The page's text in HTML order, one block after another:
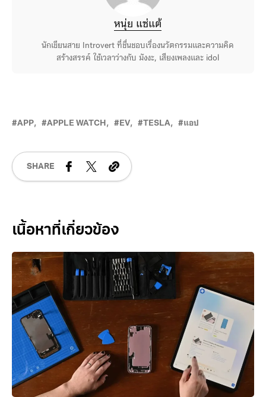
หนุ่ย แซ่แต้
นักเขียนสาย Introvert ที่ชื่นชอบเรื่องนวัตกรรมและความคิด
สร้างสรรค์ ใช้เวลาว่างกับ มังงะ, เสียงเพลงและ idol
APP APPLE WATCH EV TESLA แอป
SHARE
Related Posts